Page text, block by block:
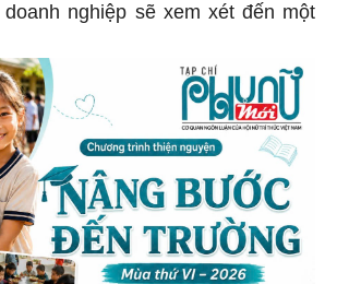
nghiệp sẽ xem xét đến một